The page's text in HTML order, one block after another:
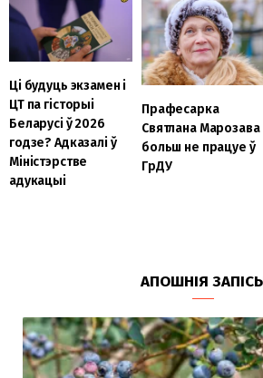
Ці будуць экзамен і
ЦТ па гісторыі
Беларусі ў 2026
годзе? Адказалі ў
Міністэрстве
адукацыі
Прафесарка
Святлана Марозава
больш не працуе ў
ГрДУ
АПОШНІЯ